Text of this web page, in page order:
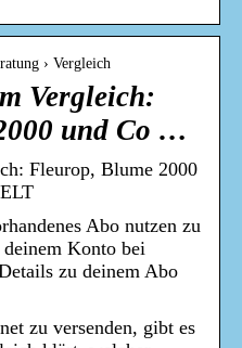
› Vergleich
Vergleich:
und Co …
Fleurop, Blume 2000
Abo nutzen zu
Konto bei
zu deinem Abo
zu versenden, gibt es